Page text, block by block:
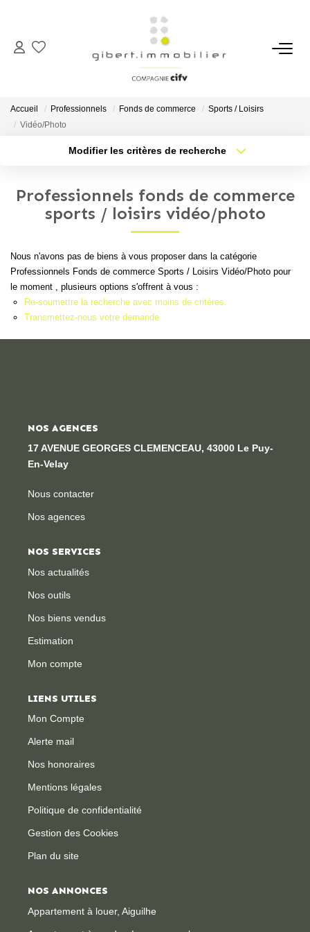
ACHETER
Maisons
Locaux Professionnels
Immeubles
Terrains
LOUER
Appartements
Locaux Professionnels
Accueil Professionnels Fonds de commerce
Sports / Loisirs
Vidéo/Photo
Modifier les critères de recherche
Sélectionnez...
Type de bien
Nb pièces min.
Créer une alerte
Professionnels fonds de commerce
sports / loisirs vidéo/photo
Nous n'avons pas de biens à vous proposer dans la catégorie
Professionnels Fonds de commerce Sports / Loisirs Vidéo/Photo pour
le moment , plusieurs options s'offrent à vous :
Re-soumettre la recherche avec moins de critères.
Transmettez-nous votre demande
NOS AGENCES
17 AVENUE GEORGES CLEMENCEAU, 43000 Le Puy-
En-Velay
Nous contacter
Nos agences
NOS SERVICES
Nos actualités
Nos outils
Nos biens vendus
Estimation
Mon compte
LIENS UTILES
Mon Compte
Alerte mail
Nos honoraires
Mentions légales
Politique de confidentialité
Gestion des Cookies
Plan du site
NOS ANNONCES
Appartement à louer, Aiguilhe